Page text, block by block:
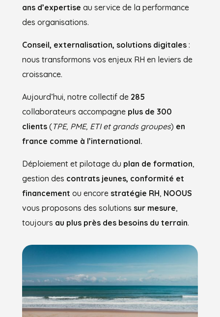
ans d’expertise au service de la performance
des organisations.
Conseil, externalisation, solutions digitales:
nous transformons vos enjeux RH en leviers de
croissance.
Aujourd’hui, notre collectif de 285
collaborateurs accompagneplus de 300
clients (TPE, PME, ETI et grands groupes) en
france comme à l’international.
Déploiement et pilotage du plan de formation,
gestion des contrats jeunes, conformité et
financement ou encore stratégie RH, NOOUS
vous proposons des solutions sur mesure,
toujours au plus près des besoins du terrain.